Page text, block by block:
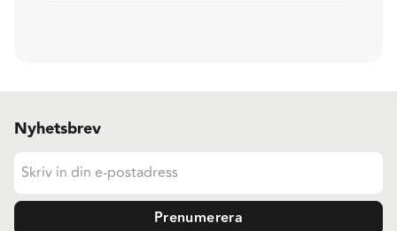
Nyhetsbrev
Prenumerera